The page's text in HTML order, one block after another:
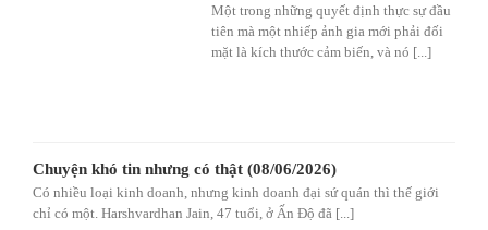
Một trong những quyết định thực sự đầu
tiên mà một nhiếp ảnh gia mới phải đối
mặt là kích thước cảm biến, và nó [...]
Chuyện khó tin nhưng có thật (08/06/2026)
Có nhiều loại kinh doanh, nhưng kinh doanh đại sứ quán thì thế giới
chỉ có một. Harshvardhan Jain, 47 tuổi, ở Ấn Độ đã [...]